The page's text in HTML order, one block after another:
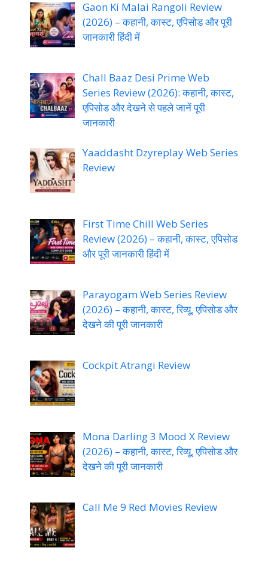
Gaon Ki Malai Rangoli Review
(2026) – कहानी, कास्ट, एपिसोड और पूरी
जानकारी हिंदी में
Chall Baaz Desi Prime Web
Series Review (2026): कहानी, कास्ट,
एपिसोड और देखने से पहले जानें पूरी
जानकारी
Yaaddasht Dzyreplay Web Series
Review
First Time Chill Web Series
Review (2026) – कहानी, कास्ट, एपिसोड
और पूरी जानकारी हिंदी में
Parayogam Web Series Review
(2026) – कहानी, कास्ट, रिव्यू, एपिसोड और
देखने की पूरी जानकारी
Cockpit Atrangi Review
Mona Darling 3 Mood X Review
(2026) – कहानी, कास्ट, रिव्यू, एपिसोड और
देखने की पूरी जानकारी
Call Me 9 Red Movies Review